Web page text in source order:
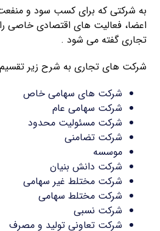
به شرکتی که برای کسب سود و
اعضا، فعالیت های اقتصادی خاصی
تجاری گفته می شود .
شرکت های تجاری به شرح زیر
شرکت های سهامی خاص
شرکت سهامی عام
شرکت مسئولیت محدود
شرکت تضامنی
موسسه
شرکت دانش بنیان
شرکت مختلط غیر سهامی
شرکت مختلط سهامی
شرکت نسبی
شرکت تعاونی تولید و مصرف